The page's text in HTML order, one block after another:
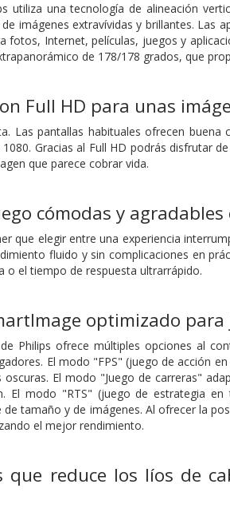
utiliza una tecnología de alineación
imágenes extravívidas y brillantes. Las
fotos, Internet, películas, juegos y
de 178/178 grados, que
Full HD para unas
Las pantallas habituales ofrecen
Gracias al Full HD podrás disfrutar
que parece cobrar vida.
cómodas y
que elegir entre una experiencia
fluido y sin complicaciones en
o el tiempo de respuesta ultrarrápido.
optimizado
Philips ofrece múltiples opciones al
El modo "FPS" (juego de acción
El modo "Juego de carreras"
El modo "RTS" (juego de estrategia
tamaño y de imágenes. Al ofrecer la
el mejor rendimiento.
que reduce los líos de